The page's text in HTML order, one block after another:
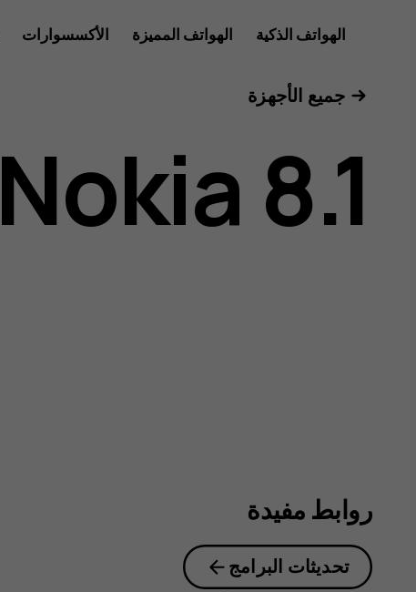
دليل
مستخدم
هاتف
الهواتف الذكية الهواتف المميزة الأكسسوارات
جميع الأجهزة
Nokia 8.1
روابط مفيدة
تحديثات البرامج